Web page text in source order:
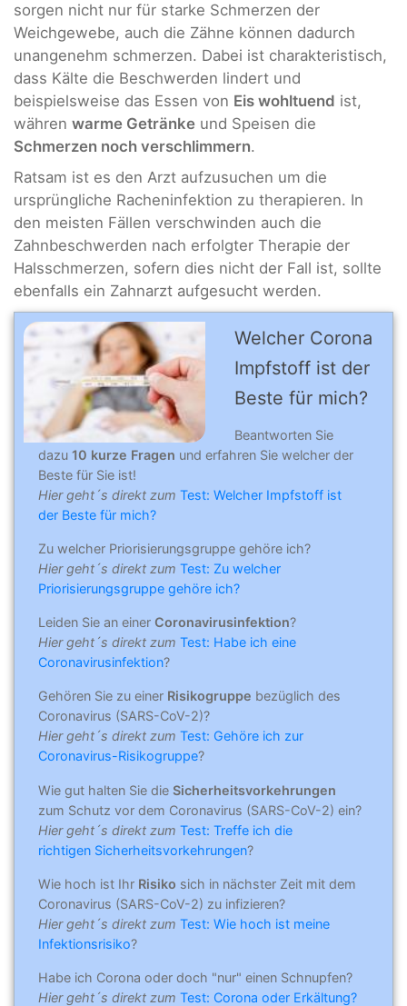
sorgen nicht nur für starke Schmerzen der
Weichgewebe, auch die Zähne können dadurch
unangenehm schmerzen. Dabei ist charakteristisch,
dass Kälte die Beschwerden lindert und
beispielsweise das Essen von Eis wohltuend ist,
währen warme Getränke und Speisen die
Schmerzen noch verschlimmern.
Ratsam ist es den Arzt aufzusuchen um die
ursprüngliche Racheninfektion zu therapieren. In
den meisten Fällen verschwinden auch die
Zahnbeschwerden nach erfolgter Therapie der
Halsschmerzen, sofern dies nicht der Fall ist, sollte
ebenfalls ein Zahnarzt aufgesucht werden.
Welcher Corona
Impfstoff ist der
Beste für mich?
Beantworten Sie
dazu 10 kurze Fragen und erfahren Sie welcher der
Beste für Sie ist!
Hier geht´s direkt zum Test: Welcher Impfstoff ist
der Beste für mich?
Zu welcher Priorisierungsgruppe gehöre ich?
Hier geht´s direkt zum Test: Zu welcher
Priorisierungsgruppe gehöre ich?
Leiden Sie an einer Coronavirusinfektion?
Hier geht´s direkt zum Test: Habe ich eine
Coronavirusinfektion?
Gehören Sie zu einer Risikogruppe bezüglich des
Coronavirus (SARS-CoV-2)?
Hier geht´s direkt zum Test: Gehöre ich zur
Coronavirus-Risikogruppe?
Wie gut halten Sie die Sicherheitsvorkehrungen
zum Schutz vor dem Coronavirus (SARS-CoV-2) ein?
Hier geht´s direkt zum Test: Treffe ich die
richtigen Sicherheitsvorkehrungen?
Wie hoch ist Ihr Risiko sich in nächster Zeit mit dem
Coronavirus (SARS-CoV-2) zu infizieren?
Hier geht´s direkt zum Test: Wie hoch ist meine
Infektionsrisiko?
Habe ich Corona oder doch "nur" einen Schnupfen?
Hier geht´s direkt zum Test: Corona oder Erkältung?